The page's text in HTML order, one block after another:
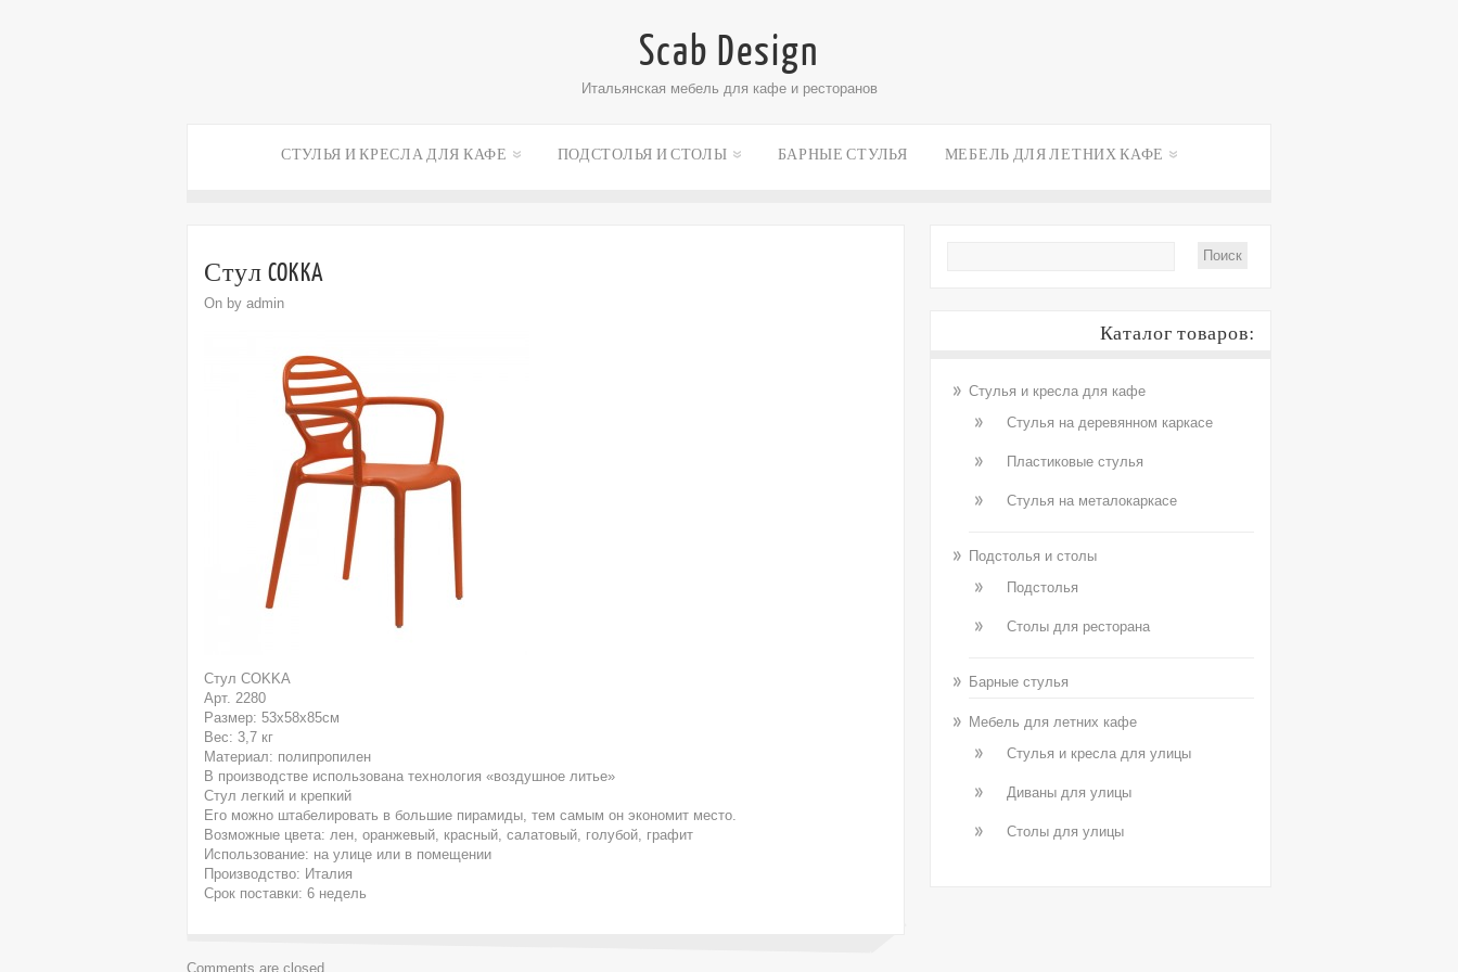
Scab Design
Итальянская мебель для кафе и ресторанов
СТУЛЬЯ И КРЕСЛА ДЛЯ КАФЕ ПОДСТОЛЬЯ И СТОЛЫ БАРНЫЕ СТУЛЬЯ МЕБЕЛЬ ДЛЯ ЛЕТНИХ КАФЕ
Стул COKKA
On by admin
Стул COKKA
Арт. 2280
Размер: 53х58х85см
Вес: 3,7 кг
Материал: полипропилен
В производстве использована технология «воздушное литье»
Стул легкий и крепкий
Его можно штабелировать в большие пирамиды, тем самым он экономит место.
Возможные цвета: лен, оранжевый, красный, салатовый, голубой, графит
Использование: на улице или в помещении
Производство: Италия
Срок поставки: 6 недель
Comments are closed.
Каталог товаров:
Стулья и кресла для кафе
Стулья на деревянном каркасе
Пластиковые стулья
Стулья на металокаркасе
Подстолья и столы
Подстолья
Столы для ресторана
Барные стулья
Мебель для летних кафе
Стулья и кресла для улицы
Диваны для улицы
Столы для улицы